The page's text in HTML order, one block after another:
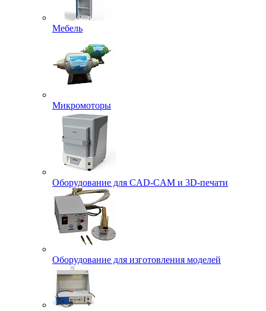
Мебель
Микромоторы
Оборудование для CAD-CAM и 3D-печати
Оборудование для изготовления моделей